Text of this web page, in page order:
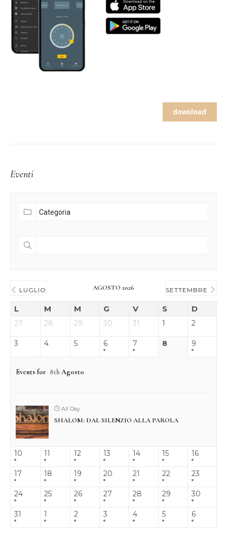
download
Eventi
LUGLIO AGOSTO 2026 SETTEMBRE
L M M G V S D
27 28 29 30 31 1 2
3 4 5 6 7 8 9
Events for 8thAgosto
All Day
SHALOM: DAL SILENZIO ALLA PAROLA
10 11 12 13 14 15 16
17 18 19 20 21 22 23
24 25 26 27 28 29 30
31 1 2 3 4 5 6